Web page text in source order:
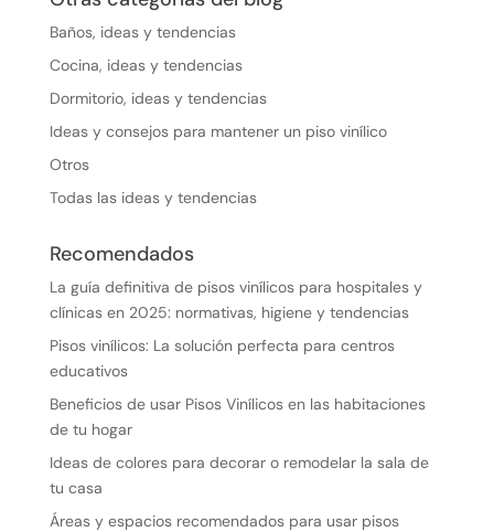
Baños, ideas y tendencias
Cocina, ideas y tendencias
Dormitorio, ideas y tendencias
Ideas y consejos para mantener un piso vinílico
Otros
Todas las ideas y tendencias
Recomendados
La guía definitiva de pisos vinílicos para hospitales y
clínicas en 2025: normativas, higiene y tendencias
Pisos vinílicos: La solución perfecta para centros
educativos
Beneficios de usar Pisos Vinílicos en las habitaciones
de tu hogar
Ideas de colores para decorar o remodelar la sala de
tu casa
Áreas y espacios recomendados para usar pisos